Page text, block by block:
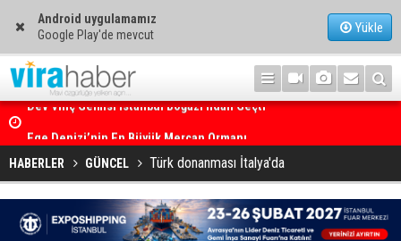
Android uygulamamız
Google Play'de mevcut
Yükle
HABERLER GÜNCEL Türk donanması İtalya'da